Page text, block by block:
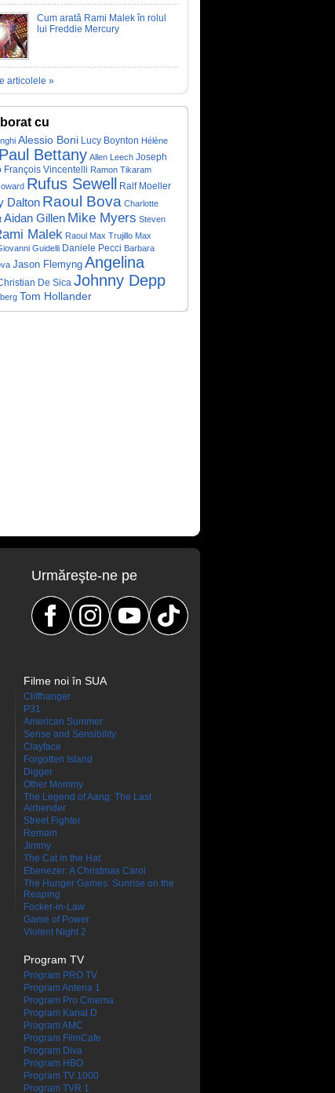
Cum arată Rami Malek în rolul
lui Freddie Mercury
articolele »
cu
Alessio Boni Lucy Boynton Hélène
Paul Bettany Allen Leech Joseph
François Vincentelli Ramon Tikaram
Rufus Sewell Ralf Moeller
Dalton Raoul Bova Charlotte
Aidan Gillen Mike Myers Steven
Malek Raoul Max Trujillo Max
Guidelli Daniele Pecci Barbara
Jason Flemyng Angelina
De Sica Johnny Depp
Tom Hollander
Urmăreşte-ne pe
Filme noi în SUA
Cliffhanger
P31
American Summer
Sense and Sensibility
Clayface
Forgotten Island
Digger
Other Mommy
The Legend of Aang: The Last
Airbender
Street Fighter
Remain
Jimmy
The Cat in the Hat
Ebenezer: A Christmas Carol
The Hunger Games: Sunrise on the
Reaping
Focker-in-Law
Game of Power
Violent Night 2
Program TV
Program PRO TV
Program Antena 1
Program Pro Cinema
Program Kanal D
Program AMC
Program FilmCafe
Program Diva
Program HBO
Program TV 1000
Program TVR 1